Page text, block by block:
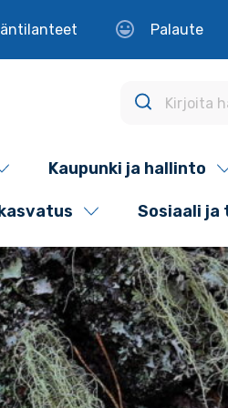
Palaute
Kaupunki ja hallinto
Sosiaali ja